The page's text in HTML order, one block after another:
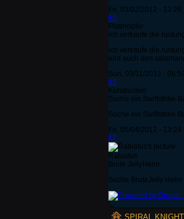
Fri, 03/02/2012 - 13:26
#5
Platinopfer
ich verkaufe die
ich verkaufe die
und auch den
Sun, 03/11/2012 -
#6
Kuratiustwo
Suche ein Swiftstrike
Suche ein Swiftstrike
Fri, 05/04/2012 - 13:24
#7
Rabiatus
Brute JellyHelm
Suche BruteJelly
SPIRAL